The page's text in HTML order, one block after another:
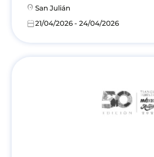
location_on San Julián
calendar_today21/04/2026 - 24/04/2026